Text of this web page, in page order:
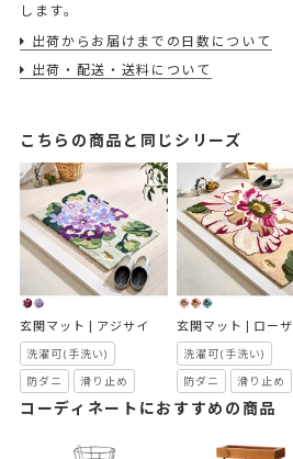
します。
出荷からお届けまでの日数について
出荷・配送・送料について
こちらの商品と同じシリーズ
玄関マット | アジサイ
洗濯可(手洗い)
防ダニ 滑り止め
玄関マット | ローザ
洗濯可(手洗い)
防ダニ 滑り止め
コーディネートにおすすめの商品